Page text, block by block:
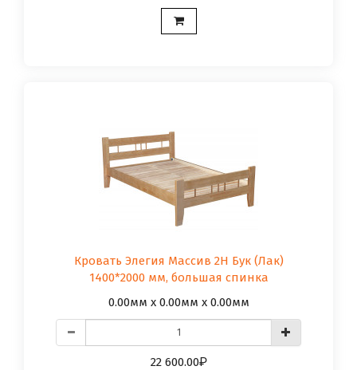
Кровать Элегия Массив 2Н Бук (Лак)
1400*2000 мм, большая спинка
0.00мм x 0.00мм x 0.00мм
22 600.00